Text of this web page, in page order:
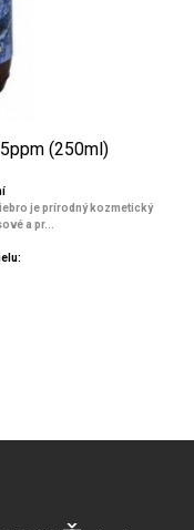
(250ml)
je prírodný kozmetický
a pr...